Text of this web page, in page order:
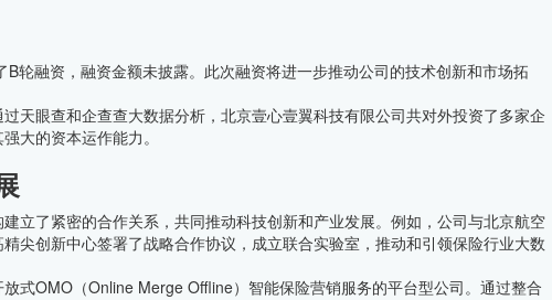
B轮融资，融资金额未披露。此次融资将进一步推动公司的技术创新和市场拓
天眼查和企查查大数据分析，北京壹心壹翼科技有限公司共对外投资了多家企
大的资本运作能力。
建立了紧密的合作关系，共同推动科技创新和产业发展。例如，公司与北京航空
尖创新中心签署了战略合作协议，成立联合实验室，推动和引领保险行业大数
放式OMO（Online Merge Offline）智能保险营销服务的平台型公司。通过整合